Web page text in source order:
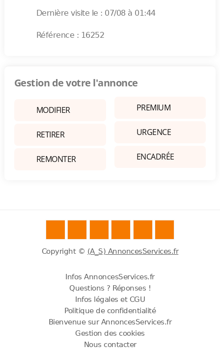
Dernière visite le : 07/08 à 01:44
Référence : 16252
Gestion de votre l'annonce
MODIFIER
RETIRER
REMONTER
PREMIUM
URGENCE
ENCADRÉE
Copyright © (A_S) AnnoncesServices.fr
Infos AnnoncesServices.fr
Questions ? Réponses !
Infos légales et CGU
Politique de confidentialité
Bienvenue sur AnnoncesServices.fr
Gestion des cookies
Nous contacter